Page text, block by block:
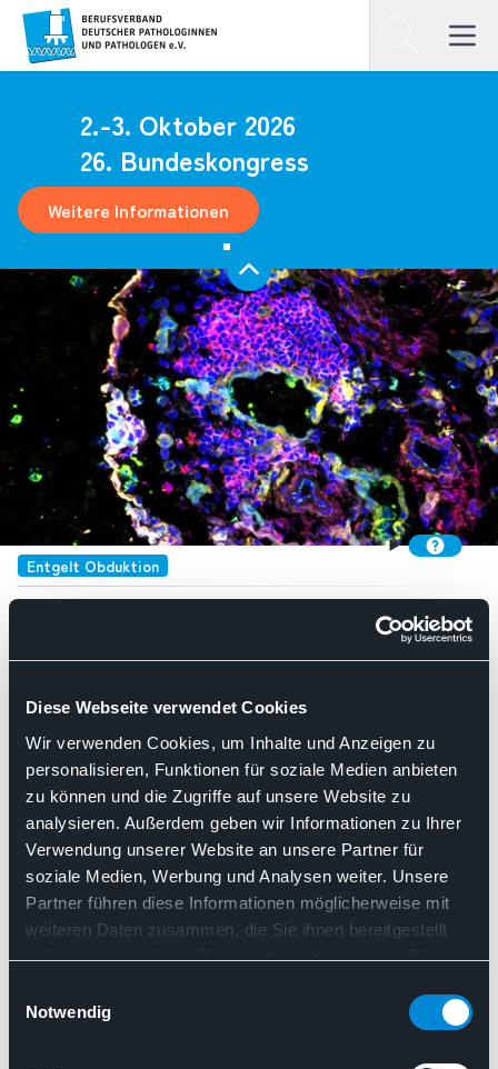
Diese Webseite verwendet Cookies
Wir verwenden Cookies, um Inhalte und Anzeigen zu
personalisieren, Funktionen für soziale Medien anbieten
zu können und die Zugriffe auf unsere Website zu
analysieren. Außerdem geben wir Informationen zu Ihrer
Verwendung unserer Website an unsere Partner für
soziale Medien, Werbung und Analysen weiter. Unsere
Partner führen diese Informationen möglicherweise mit
weiteren Daten zusammen, die Sie ihnen bereitgestellt
haben oder die sie im Rahmen Ihrer Nutzung der Dienste
Cookies, wenn Sie unsere Webseite weiterhin nutzen.
Notwendig
Homepage SuchenOpen
2.-3. Oktober 2026
26. Bundeskongress
Weitere Informationen
Entgelt Obduktion
Entgelt Obduktion
Nach Relevanz sortieren
10.11.2020
Stellungnahme des BDP
Angemessene Refinanzierung von
durchgeführter Obduktionen muss